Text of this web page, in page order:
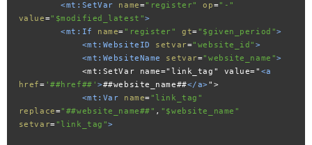
<mt:SetVar
name="register" op="-"
value="$modified_latest">
<mt:If
name= "register" gt= "$given_period">
<mt:WebsiteID
setvar="website_id">
<mt:WebsiteName
setvar="website_name">
            <mt:SetVar name="link_tag" value="
<a
href= '##href##'>##website_name##</a>">
<mt:Var
name= "link_tag"
replace="##website_name##" , "$website_name"
setvar= "link_tag">